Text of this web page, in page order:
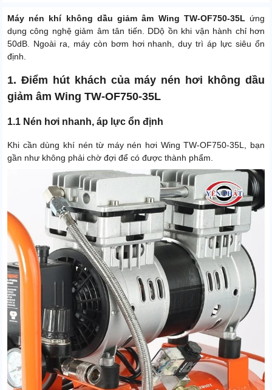
Máy nén khí không dầu giảm âm Wing TW-OF750-35L ứng
dụng công nghệ giảm âm tân tiến. DDộ ồn khi vận hành chỉ hơn
50dB. Ngoài ra, máy còn bơm hơi nhanh, duy trì áp lực siêu ổn
định.
1. Điểm hút khách của máy nén hơi không dầu
giảm âm Wing TW-OF750-35L
1.1 Nén hơi nhanh, áp lực ổn định
Khi cần dùng khí nén từ máy nén hơi Wing TW-OF750-35L, bạn
gần như không phải chờ đợi để có được thành phẩm.